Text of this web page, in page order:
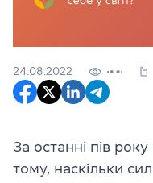
24.08.2022
За останні пів
тому, наскільки